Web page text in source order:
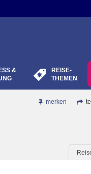
&
REISE-
THEMEN
merken